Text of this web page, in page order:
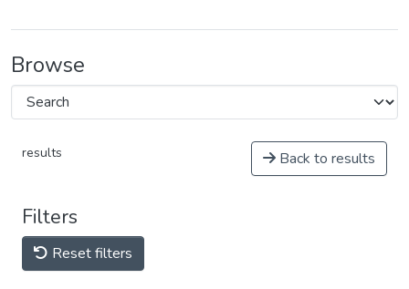
Browse
results Back to results
Filters
Reset filters